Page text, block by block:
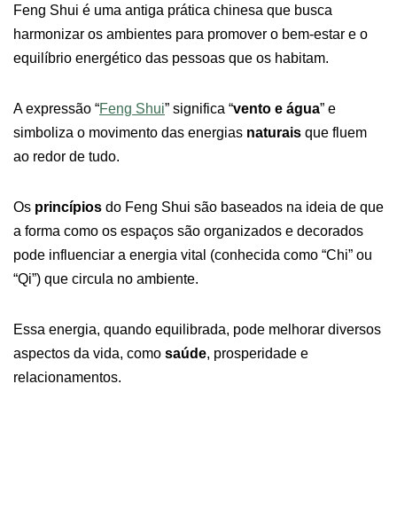
Feng Shui é uma antiga prática chinesa que busca
harmonizar os ambientes para promover o bem-estar e o
equilíbrio energético das pessoas que os habitam.
A expressão “Feng Shui” significa “vento e água” e
simboliza o movimento das energias naturais que fluem
ao redor de tudo.
Os princípios do Feng Shui são baseados na ideia de que
a forma como os espaços são organizados e decorados
pode influenciar a energia vital (conhecida como “Chi” ou
“Qi”) que circula no ambiente.
Essa energia, quando equilibrada, pode melhorar diversos
aspectos da vida, como saúde, prosperidade e
relacionamentos.